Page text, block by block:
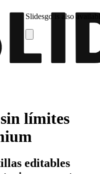
Slidesgo is also
límites
editables